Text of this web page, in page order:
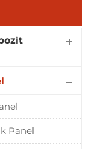
Panel